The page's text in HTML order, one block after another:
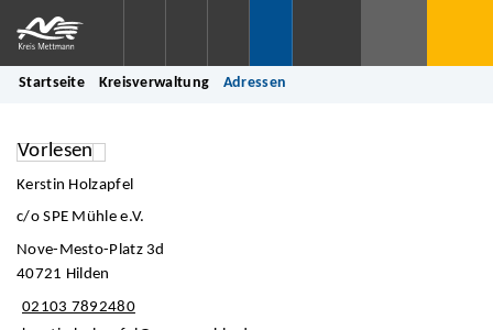
Startseite Kreisverwaltung Adressen
Vorlesen
Kerstin Holzapfel
c/o SPE Mühle e.V.
Nove-Mesto-Platz 3d
40721 Hilden
02103 7892480